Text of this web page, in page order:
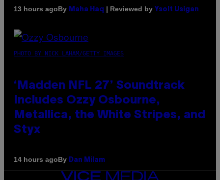
13 hours agoBy Maha Haq | Reviewed by Ysolt Usigan
PHOTO BY NICK LAHAM/GETTY IMAGES
‘Madden NFL 27’ Soundtrack
Includes Ozzy Osbourne,
Metallica, the White Stripes, and
Styx
14 hours agoBy Dan Milam
VICE